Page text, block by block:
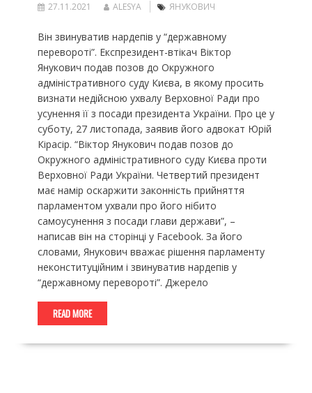
27.11.2021 ALESYA ЯНУКОВИЧ
Він звинуватив нардепів у “державному
перевороті”. Експрезидент-втікач Віктор
Янукович подав позов до Окружного
адміністративного суду Києва, в якому просить
визнати недійсною ухвалу Верховної Ради про
усунення її з посади президента України. Про це у
суботу, 27 листопада, заявив його адвокат Юрій
Кірасір. “Віктор Янукович подав позов до
Окружного адміністративного суду Києва проти
Верховної Ради України. Четвертий президент
має намір оскаржити законність прийняття
парламентом ухвали про його нібито
самоусунення з посади глави держави”, –
написав він на сторінці у Facebook. За його
словами, Янукович вважає рішення парламенту
неконституційним і звинуватив нардепів у
“державному перевороті”. Джерело
READ MORE